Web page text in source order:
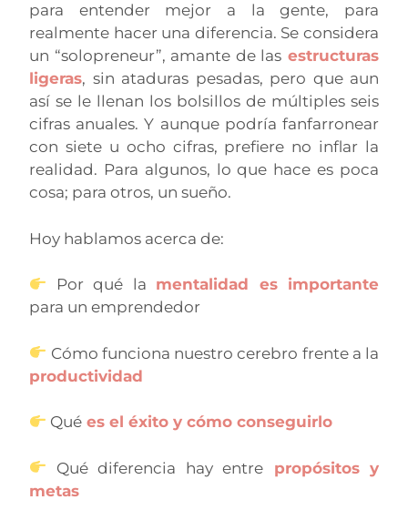
para entender mejor a la gente, para
realmente hacer una diferencia. Se considera
un “solopreneur”, amante de las estructuras
ligeras, sin ataduras pesadas, pero que aun
así se le llenan los bolsillos de múltiples seis
cifras anuales. Y aunque podría fanfarronear
con siete u ocho cifras, prefiere no inflar la
realidad. Para algunos, lo que hace es poca
cosa; para otros, un sueño.
Hoy hablamos acerca de:
Por qué la mentalidad es importante
para un emprendedor
Cómo funciona nuestro cerebro frente a la
productividad
Qué es el éxito y cómo conseguirlo
Qué diferencia hay entre propósitos y
metas